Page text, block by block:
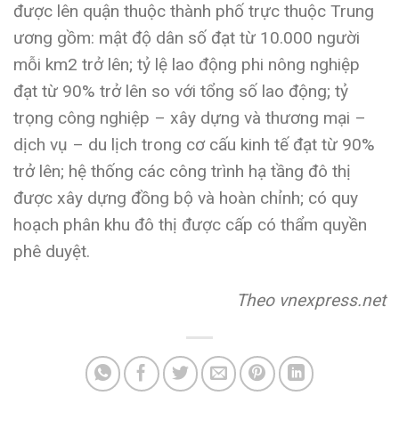
được lên quận thuộc thành phố trực thuộc Trung
ương gồm: mật độ dân số đạt từ 10.000 người
mỗi km2 trở lên; tỷ lệ lao động phi nông nghiệp
đạt từ 90% trở lên so với tổng số lao động; tỷ
trọng công nghiệp – xây dựng và thương mại –
dịch vụ – du lịch trong cơ cấu kinh tế đạt từ 90%
trở lên; hệ thống các công trình hạ tầng đô thị
được xây dựng đồng bộ và hoàn chỉnh; có quy
hoạch phân khu đô thị được cấp có thẩm quyền
phê duyệt.
Theo vnexpress.net